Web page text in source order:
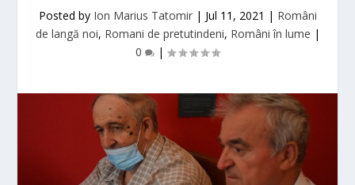
Posted by Ion Marius Tatomir| Jul 11, 2021 | Români
de langă noi, Romani de pretutindeni, Români în lume |
0
|